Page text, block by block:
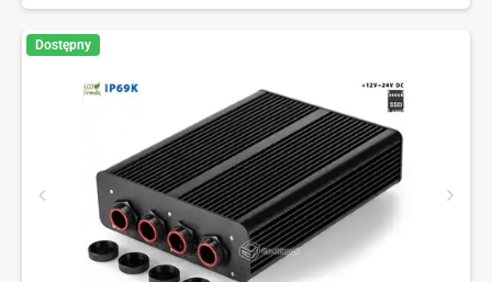
Dostępny